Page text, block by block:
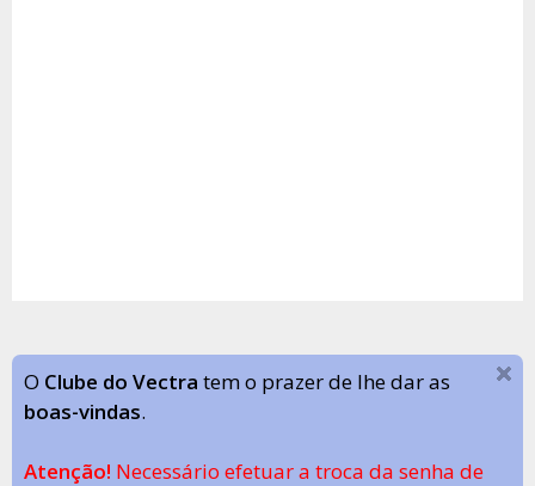
O Clube do Vectra tem o prazer de lhe dar as
boas-vindas.
Atenção! Necessário efetuar a troca da senha de